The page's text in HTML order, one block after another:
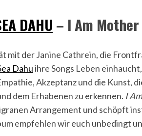
DAHU – I Am
mit der Janine Cathrein, die
Dahuihre Songs Leben
Akzeptanz und die Kunst,
dem Erhabenen zu erkennen. I
Arrangement und schöpft
empfehlen wir euch unbedingt